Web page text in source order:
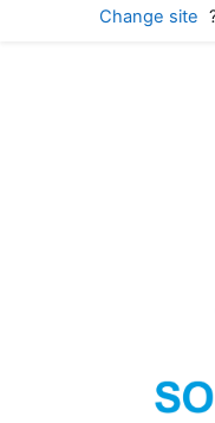
Change site